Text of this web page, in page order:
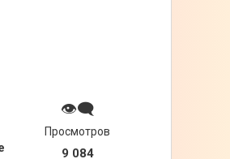
👁‍🗨
Просмотров
9 084